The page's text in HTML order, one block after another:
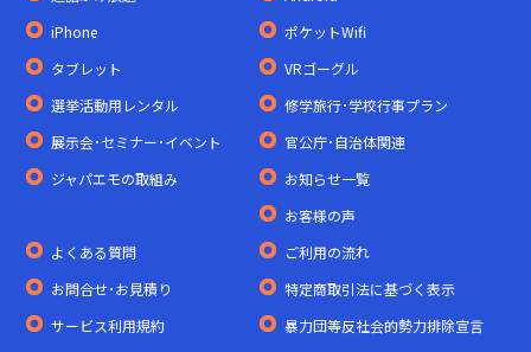
iPhone
ポケットWifi
タブレット
VRゴーグル
選挙活動用レンタル
修学旅行･学校行事プラン
展示会･セミナー･イベント
官公庁･自治体関連
ジャパエモの取組み
お知らせ一覧
お客様の声
よくある質問
ご利用の流れ
お問合せ･お見積り
特定商取引法に基づく表示
サービス利用規約
暴力団等反社会的勢力排除宣言